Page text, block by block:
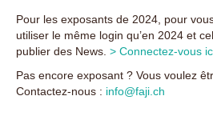
Pour les exposants de 2024, pour
utiliser le même login qu’en 2024 et
publier des News. > Connectez-vous
Pas encore exposant ? Vous voulez
Contactez-nous : info@faji.ch